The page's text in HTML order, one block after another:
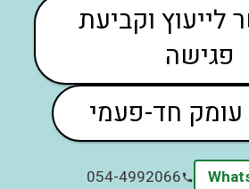
לייעוץ וקביעת
פגישה
חד-פעמי
054-4992066